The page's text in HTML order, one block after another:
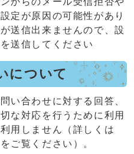
定が原因の可能性があり
送信出来ませんので、設
送信してください
について
い合わせに対する回答、
な対応を行うために利用
用しません（詳しくは
をご覧ください）。